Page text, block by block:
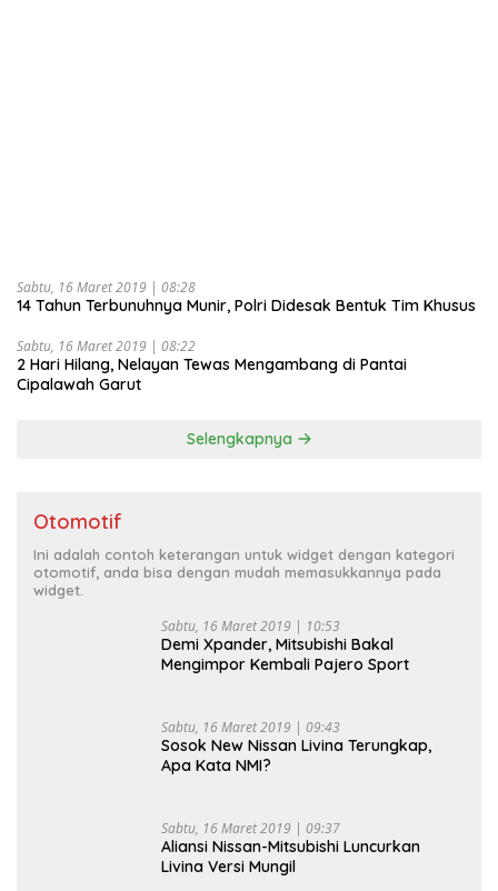
Sabtu, 16 Maret 2019 | 08:28
14 Tahun Terbunuhnya Munir, Polri Didesak Bentuk Tim Khusus
Sabtu, 16 Maret 2019 | 08:22
2 Hari Hilang, Nelayan Tewas Mengambang di Pantai
Cipalawah Garut
Selengkapnya
Otomotif
Ini adalah contoh keterangan untuk widget dengan kategori
otomotif, anda bisa dengan mudah memasukkannya pada
widget.
Sabtu, 16 Maret 2019 | 10:53
Demi Xpander, Mitsubishi Bakal
Mengimpor Kembali Pajero Sport
Sabtu, 16 Maret 2019 | 09:43
Sosok New Nissan Livina Terungkap,
Apa Kata NMI?
Sabtu, 16 Maret 2019 | 09:37
Aliansi Nissan-Mitsubishi Luncurkan
Livina Versi Mungil